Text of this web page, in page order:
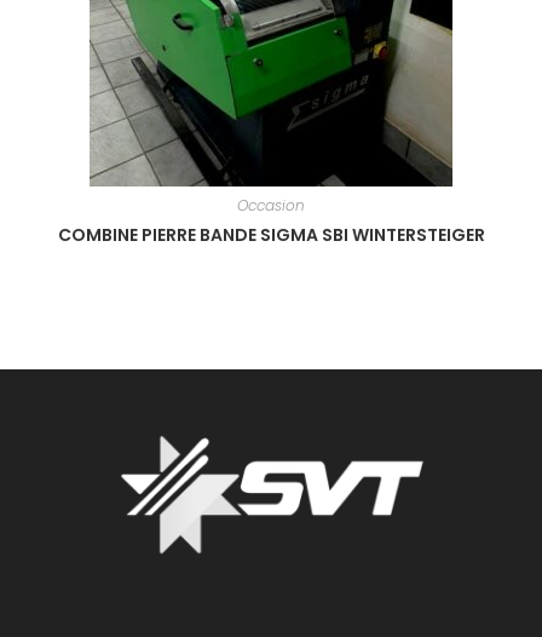
Occasion
COMBINE PIERRE BANDE SIGMA SBI WINTERSTEIGER